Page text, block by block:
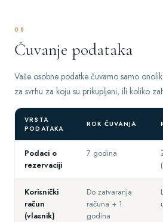
08
Čuvanje podataka
Vaše osobne podatke čuvamo samo
za svrhu za koju su prikupljeni, ili koliko
VRSTA
PODATAKA
ROK ČUVANJA
Podaci o
rezervaciji
7 godina
Korisnički
račun
(vlasnik)
Do zatvaranja
računa + 1
godina